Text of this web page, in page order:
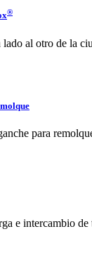
®
lado al otro de la
para
e intercambio